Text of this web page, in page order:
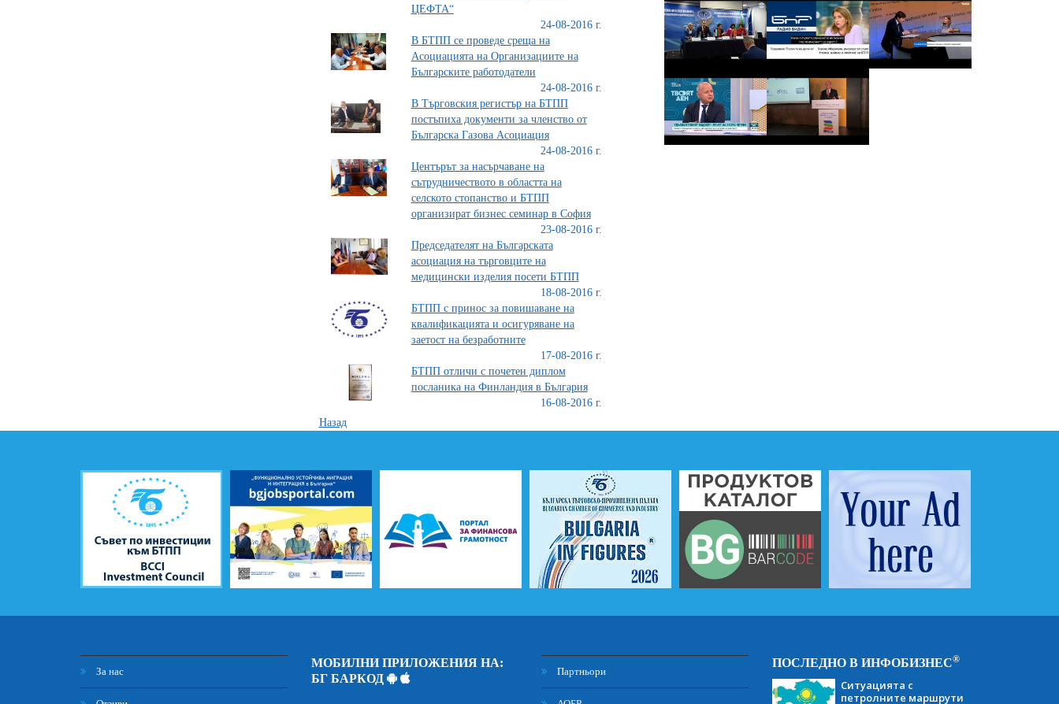
ЦЕФТА“
24-08-2016 г.
В БТПП се проведе среща на
Асоциацията на Организациите на
Българските работодатели
24-08-2016 г.
В Търговския регистър на БТПП
постъпиха документи за членство от
Българска Газова Асоциация
24-08-2016 г.
Центърът за насърчаване на
сътрудничеството в областта на
селското стопанство и БТПП
организират бизнес семинар в София
23-08-2016 г.
Председателят на Българската
асоциация на търговците на
медицински изделия посети БТПП
18-08-2016 г.
БТПП с принос за повишаване на
квалификацията и осигуряване на
заетост на безработните
17-08-2016 г.
БТПП отличи с почетен диплом
посланика на Финландия в България
16-08-2016 г.
Назад
За нас
МОБИЛНИ ПРИЛОЖЕНИЯ НА:
БГ БАРКОД
Партньори
ПОСЛЕДНО В ИНФОБИЗНЕС®
Ситуацията с
петролните маршрути